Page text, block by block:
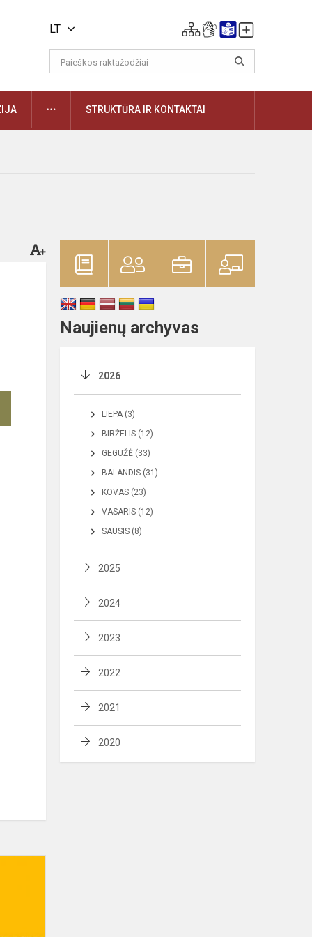
LT
DAUGIAUSTRUKTŪRA IR KONTAKTAI
Naujienų archyvas
2026
LIEPA (3)
BIRŽELIS (12)
GEGUŽĖ (33)
BALANDIS (31)
KOVAS (23)
VASARIS (12)
SAUSIS (8)
2025
2024
2023
2022
2021
2020